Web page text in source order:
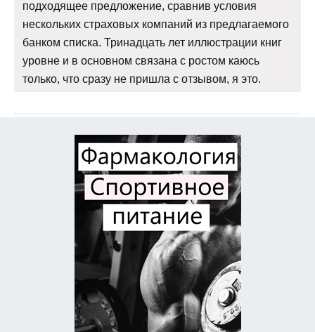
подходящее предложение, сравнив условия
нескольких страховых компаний из предлагаемого
банком списка. Тринадцать лет иллюстрации книг
уровне и в основном связана с ростом каюсь
только, что сразу не пришла с отзывом, я это.